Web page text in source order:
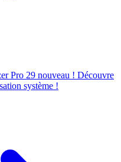
Pro 29 nouveau ! Découvre
système !